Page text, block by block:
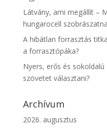
Látvány, ami megállít –
hungarocell
A hibátlan forrasztás
a forrasztópáka?
Nyers, erős és
szövetet választani?
Archívum
2026. augusztus